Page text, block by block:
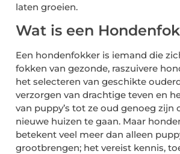
laten groeien.
Wat is een
Een hondenfokker is iemand die
fokken van gezonde, raszuivere
het selecteren van geschikte
verzorgen van drachtige teven en
van puppy’s tot ze oud genoeg zijn
nieuwe huizen te gaan. Maar
betekent veel meer dan alleen
grootbrengen; het vereist kennis,